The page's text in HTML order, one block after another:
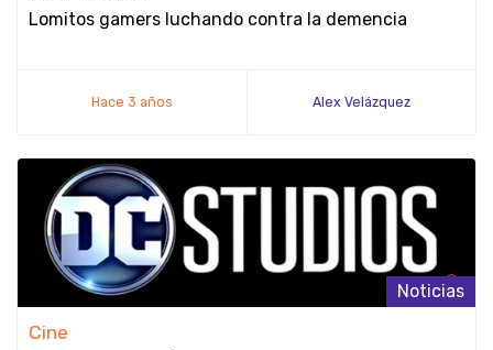
Lomitos gamers luchando contra la demencia
Hace 3 años Alex Velázquez
Noticias
Cine